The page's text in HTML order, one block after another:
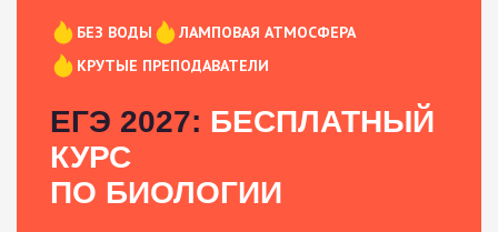
БЕЗ ВОДЫ
ЛАМПОВАЯ АТМОСФЕРА
КРУТЫЕ ПРЕПОДАВАТЕЛИ
ЕГЭ 2027: БЕСПЛАТНЫЙ
КУРС
ПО БИОЛОГИИ